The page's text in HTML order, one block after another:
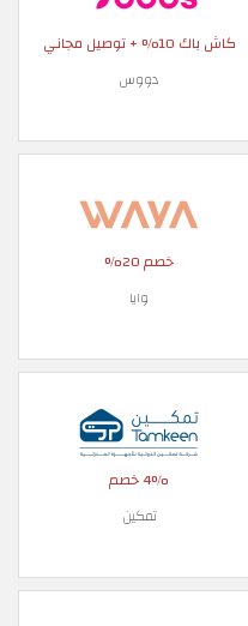
كاش باك 10% + توصيل مجاني
دووس
خصم 20%
وايا
4% خصم
تمكين